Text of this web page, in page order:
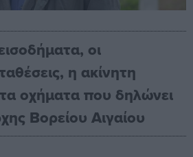
οι
η ακίνητη
οχήματα που δηλώνει
Βορείου Αιγαίου